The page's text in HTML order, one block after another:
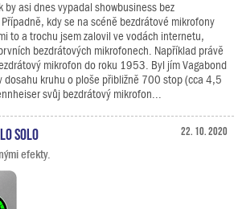
by asi dnes vypadal showbusiness bez
kdy se na scéně bezdrátové mikrofony
to a trochu jsem zalovil ve vodách internetu,
bezdrátových mikrofonech. Například právě
mikrofon do roku 1953. Byl jím Vagabond
dosahu kruhu o ploše přibližně 700 stop (cca 4,5
svůj bezdrátový mikrofon...
22. 10. 2020
Solo
efekty.